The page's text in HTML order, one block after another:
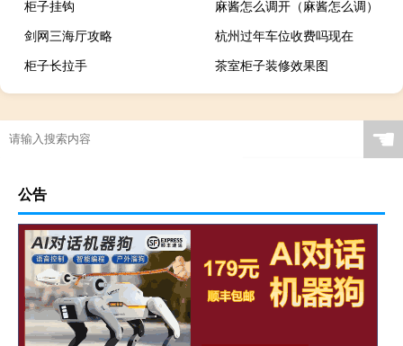
柜子挂钩
麻酱怎么调开（麻酱怎么调）
剑网三海厅攻略
杭州过年车位收费吗现在
柜子长拉手
茶室柜子装修效果图
☚
公告